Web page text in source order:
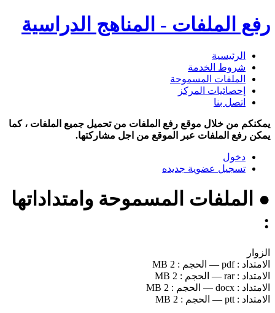
رفع الملفات - المناهج الدراسية
الرئيسية
شروط الخدمة
الملفات المسموحة
إحصائيات المركز
اتصل بنا
يمكنكم من خلال موقع رفع الملفات من تحميل جميع الملفات ، كما
يمكن رفع الملفات عبر الموقع من اجل مشاركتها.
دخول
تسجيل عضوية جديده
● الملفات المسموحة وامتداداتها
:
الزوار
الامتداد :pdf
— الحجم : 2 MB
الامتداد :rar
— الحجم : 2 MB
الامتداد : docx
— الحجم : 2 MB
الامتداد : ptt
— الحجم : 2 MB